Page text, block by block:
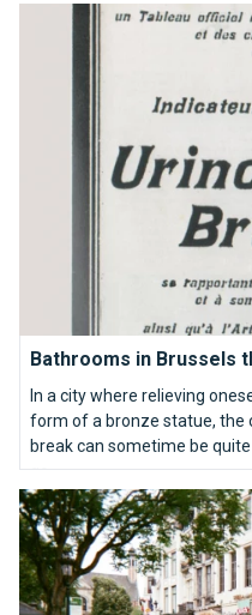
Bathrooms in Brussels
In a city where relieving
form of a bronze statue, the
break can sometime be quite
go…
Bathrooms in Brussels that
Brussels my sweet